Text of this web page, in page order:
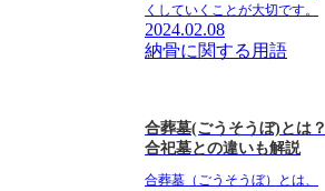
くしていく ことが大切です。
2024.02.08
納骨に関する用語
合葬墓(ごうそうぼ)とは？
合祀墓との違いも解説
合葬墓（ごうそうぼ）とは、